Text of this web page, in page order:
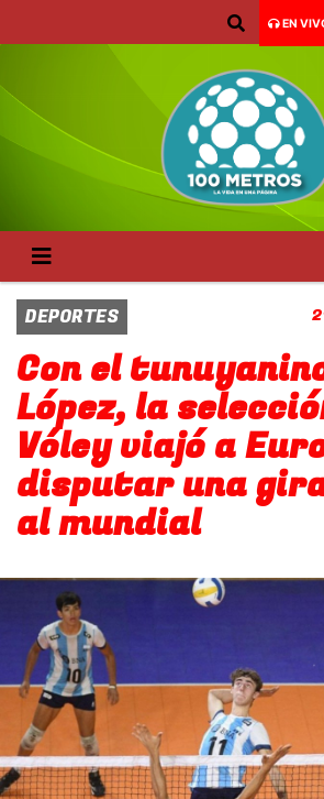
EN
DEPORTES
Con el
López, la
Vóley viajó a
disputar una
al mundial